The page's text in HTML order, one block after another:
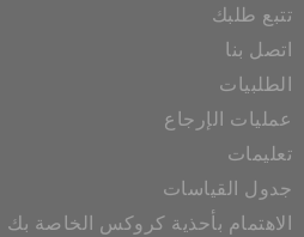
تتبع طلبك
اتصل بنا
الطلبيات
عمليات الإرجاع
تعليمات
جدول القياسات
الاهتمام بأحذية كروكس الخاصة بك